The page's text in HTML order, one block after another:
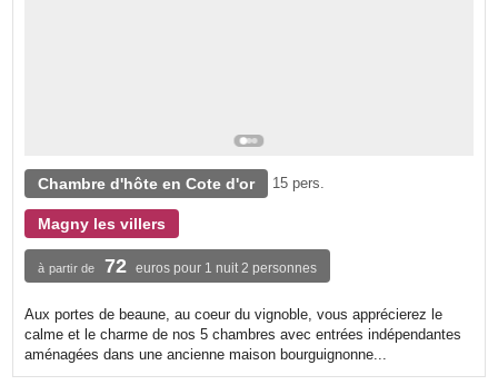
Chambre d'hôte en Cote d'or 15 pers.
Magny les villers
à partir de 72 euros pour 1 nuit 2 personnes
Aux portes de beaune, au coeur du vignoble, vous apprécierez le
calme et le charme de nos 5 chambres avec entrées indépendantes
aménagées dans une ancienne maison bourguignonne...